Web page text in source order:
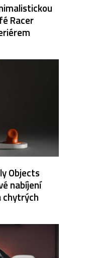
Racer
Objects
nabíjení
chytrých